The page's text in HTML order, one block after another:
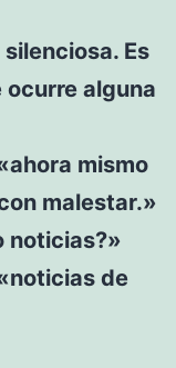
Es
alguna
mismo
malestar.»
noticias?»
de